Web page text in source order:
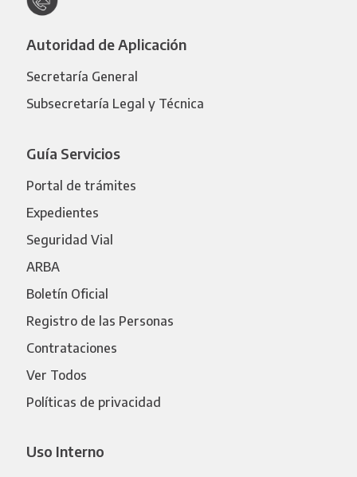
Autoridad de Aplicación
Secretaría General
Subsecretaría Legal y Técnica
Guía Servicios
Portal de trámites
Expedientes
Seguridad Vial
ARBA
Boletín Oficial
Registro de las Personas
Contrataciones
Ver Todos
Políticas de privacidad
Uso Interno